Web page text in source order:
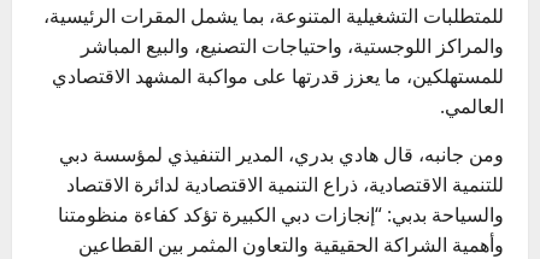
للمتطلبات التشغيلية المتنوعة، بما يشمل المقرات الرئيسية،
والمراكز اللوجستية، واحتياجات التصنيع، والبيع المباشر
للمستهلكين، ما يعزز قدرتها على مواكبة المشهد الاقتصادي
العالمي.
ومن جانبه، قال هادي بدري، المدير التنفيذي لمؤسسة دبي
للتنمية الاقتصادية، ذراع التنمية الاقتصادية لدائرة الاقتصاد
والسياحة بدبي: “إنجازات دبي الكبيرة تؤكد كفاءة منظومتنا
وأهمية الشراكة الحقيقية والتعاون المثمر بين القطاعين